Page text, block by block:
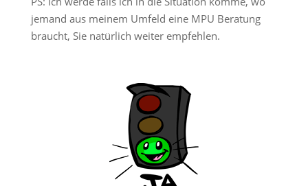
jemand aus meinem Umfeld eine MPU Beratung
braucht, Sie natürlich weiter empfehlen.